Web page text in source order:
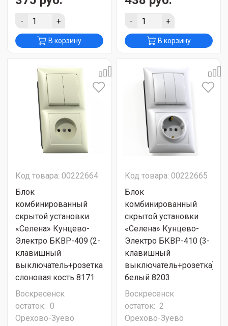
- +
В корзину
- +
В корзину
Код товара: 00222664
Блок
комбинированный
скрытой установки
«Селена» Кунцево-
Электро БКВР-409 (2-
клавишный
выключатель+розетка)
слоновая кость 8171
Воскресенск
остаток: 0
Орехово-Зуево
Код товара: 00222665
Блок
комбинированный
скрытой установки
«Селена» Кунцево-
Электро БКВР-410 (3-
клавишный
выключатель+розетка)
белый 8203
Воскресенск
остаток: 2
Орехово-Зуево